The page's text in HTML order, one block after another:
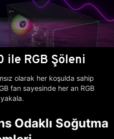
ile RGB Şöleni
olarak her koşulda sahip
fan sayesinde her an RGB
Odaklı Soğutma